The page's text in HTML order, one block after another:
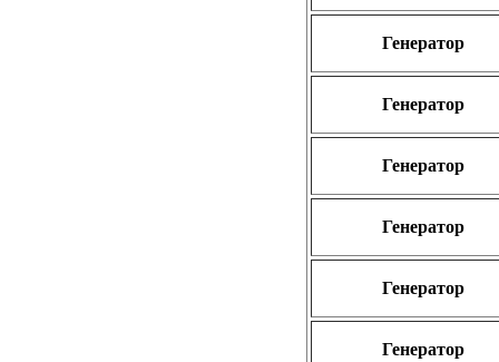
Генератор
Генератор
Генератор
Генератор
Генератор
Генератор